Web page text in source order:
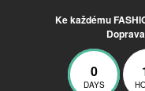
Ke každému
0
DAYS